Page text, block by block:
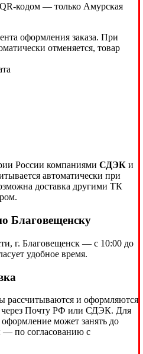
кодом — только Амурская
оформления заказа. При
отменяется, товар
России компаниями СДЭК и
автоматически при
доставка другими ТК
Благовещенску
г. Благовещенск — с 10:00 до
удобное время.
рассчитываются и оформляются
через Почту РФ или СДЭК. Для
может занять до
— по согласованию с